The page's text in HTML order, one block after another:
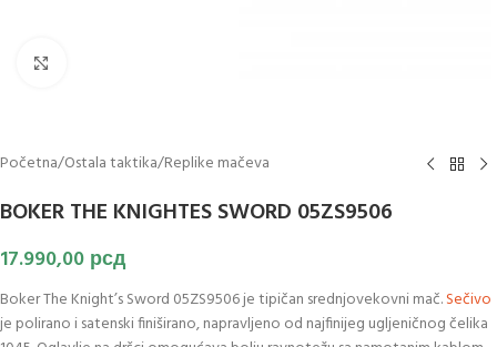
Početna/Ostala taktika/Replike mačeva
BOKER THE KNIGHTES SWORD 05ZS9506
17.990,00 рсд
Boker The Knight’s Sword 05ZS9506 je tipičan srednjovekovni mač.Sečivo
je polirano i satenski finiširano, napravljeno od najfinijeg ugljeničnog čelika